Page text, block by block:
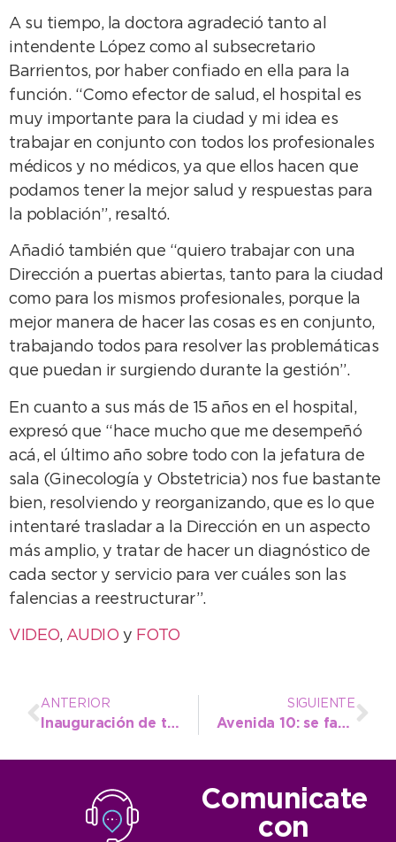
A su tiempo, la doctora agradeció tanto al
intendente López como al subsecretario
Barrientos, por haber confiado en ella para la
función. “Como efector de salud, el hospital es
muy importante para la ciudad y mi idea es
trabajar en conjunto con todos los profesionales
médicos y no médicos, ya que ellos hacen que
podamos tener la mejor salud y respuestas para
la población”, resaltó.
Añadió también que “quiero trabajar con una
Dirección a puertas abiertas, tanto para la ciudad
como para los mismos profesionales, porque la
mejor manera de hacer las cosas es en conjunto,
trabajando todos para resolver las problemáticas
que puedan ir surgiendo durante la gestión”.
En cuanto a sus más de 15 años en el hospital,
expresó que “hace mucho que me desempeñó
acá, el último año sobre todo con la jefatura de
sala (Ginecología y Obstetricia) nos fue bastante
bien, resolviendo y reorganizando, que es lo que
intentaré trasladar a la Dirección en un aspecto
más amplio, y tratar de hacer un diagnóstico de
cada sector y servicio para ver cuáles son las
falencias a reestructurar”.
VIDEO, AUDIO y FOTO
ANTERIOR
Inauguración de temporada: entregaron más de 1000 tarjetas SUBE en el parque
SIGUIENTE
Avenida 10: se fabrican 180 caños para empezar con la obra pluvial
Comunicate
con